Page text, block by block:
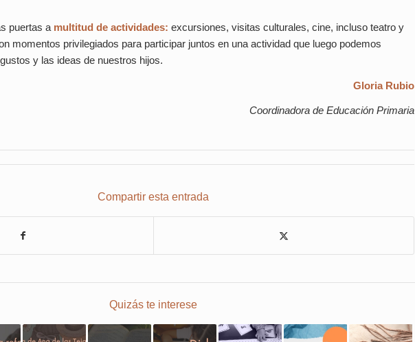
puertas a multitud de actividades: excursiones, visitas culturales, cine, incluso teatro y
momentos privilegiados para participar juntos en una actividad que luego podemos
y las ideas de nuestros hijos.
Gloria Rubio
Coordinadora de Educación Primaria
Compartir esta entrada
Quizás te interese